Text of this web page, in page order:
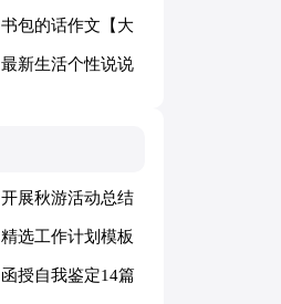
【4篇】
书包的话作文【大
全4篇】
最新生活个性说说
开展秋游活动总结
5篇
精选工作计划模板
汇总6篇
函授自我鉴定14篇